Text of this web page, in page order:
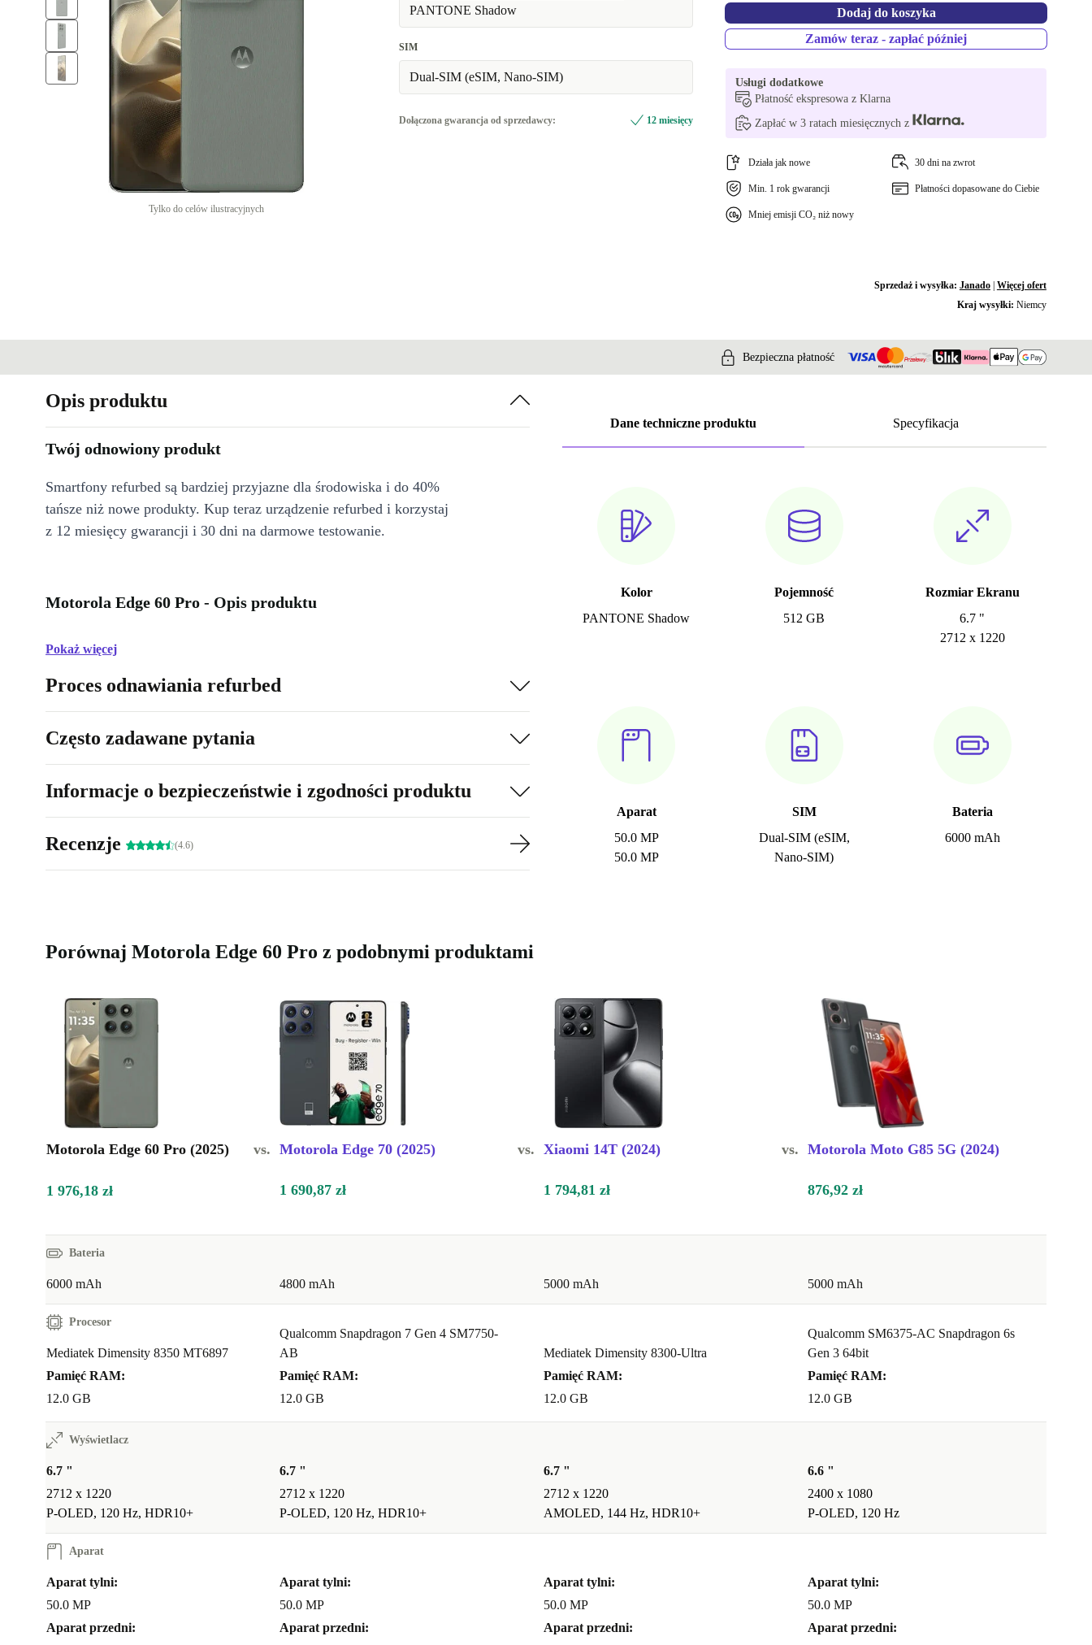
Tylko do celów ilustracyjnych
PANTONE Shadow
SIM
Dual-SIM (eSIM, Nano-SIM)
Dołączona gwarancja od sprzedawcy: 12 miesięcy
Dodaj do koszyka
Zamów teraz - zapłać później
Usługi dodatkowe
Płatność ekspresowa z Klarna
Zapłać w 3 ratach miesięcznych z
Działa jak nowe 30 dni na zwrot
Min. 1 rok gwarancji Płatności dopasowane do Ciebie
Mniej emisji CO₂ niż nowy
Sprzedaż i wysyłka: Janado| Więcej ofert
Kraj wysyłki: Niemcy
Bezpieczna płatność
Dane techniczne produktu Specyfikacja
Kolor
PANTONE Shadow
Pojemność
512 GB
Rozmiar Ekranu
6.7 "
2712 x 1220
Aparat
50.0 MP
50.0 MP
SIM
Dual-SIM (eSIM,
Nano-SIM)
Bateria
6000 mAh
Opis produktu
Twój odnowiony produkt
Smartfony refurbed są bardziej przyjazne dla środowiska i do 40%
tańsze niż nowe produkty. Kup teraz urządzenie refurbed i korzystaj
z 12 miesięcy gwarancji i 30 dni na darmowe testowanie.
Motorola Edge 60 Pro - Opis produktu
Pokaż więcej
Proces odnawiania refurbed
Często zadawane pytania
Informacje o bezpieczeństwie i zgodności produktu
Recenzje (4.6)
Porównaj Motorola Edge 60 Pro z podobnymi produktami
Motorola Edge 60 Pro (2025) vs. Motorola Edge 70 (2025) vs. Xiaomi 14T (2024) vs. Motorola Moto G85 5G (2024)
1 976,18 zł 1 690,87 zł 1 794,81 zł 876,92 zł
Bateria
6000 mAh 4800 mAh 5000 mAh 5000 mAh
Procesor
Mediatek Dimensity 8350 MT6897
Pamięć RAM:
12.0 GB
Qualcomm Snapdragon 7 Gen 4 SM7750-
AB
Pamięć RAM:
12.0 GB
Mediatek Dimensity 8300-Ultra
Pamięć RAM:
12.0 GB
Qualcomm SM6375-AC Snapdragon 6s
Gen 3 64bit
Pamięć RAM:
12.0 GB
Wyświetlacz
6.7 "
2712 x 1220
P-OLED, 120 Hz, HDR10+
6.7 "
2712 x 1220
P-OLED, 120 Hz, HDR10+
6.7 "
2712 x 1220
AMOLED, 144 Hz, HDR10+
6.6 "
2400 x 1080
P-OLED, 120 Hz
Aparat
Aparat tylni:
50.0 MP
Aparat przedni:
Aparat tylni:
50.0 MP
Aparat przedni:
Aparat tylni:
50.0 MP
Aparat przedni:
Aparat tylni:
50.0 MP
Aparat przedni: